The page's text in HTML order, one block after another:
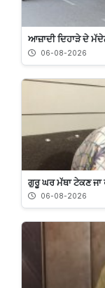
ਆਜ਼ਾਦੀ ਦਿਹਾੜੇ ਦੇ
06-08-2026
ਗੁਰੂ ਘਰ ਮੱਥਾ ਟੇਕਣ ਜਾ
06-08-2026